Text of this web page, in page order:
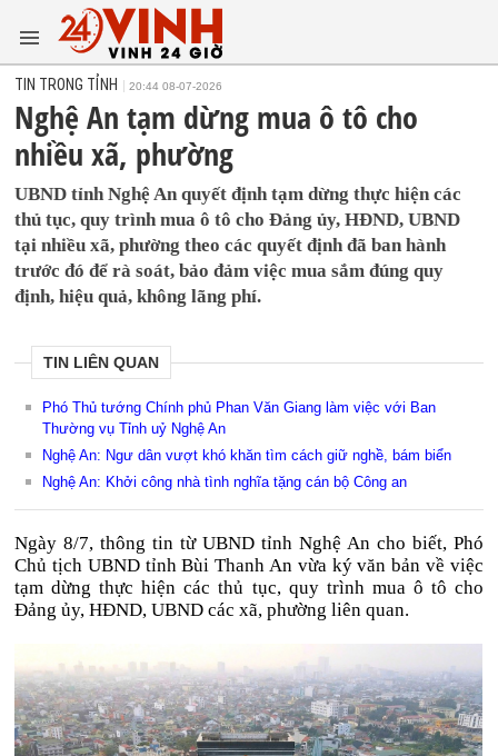
TIN TRONG TỈNH 20:44 08-07-2026
Nghệ An tạm dừng mua ô tô cho
nhiều xã, phường
UBND tỉnh Nghệ An quyết định tạm dừng thực hiện các
thủ tục, quy trình mua ô tô cho Đảng ủy, HĐND, UBND
tại nhiều xã, phường theo các quyết định đã ban hành
trước đó để rà soát, bảo đảm việc mua sắm đúng quy
định, hiệu quả, không lãng phí.
TIN LIÊN QUAN
Phó Thủ tướng Chính phủ Phan Văn Giang làm việc với Ban
Thường vụ Tỉnh uỷ Nghệ An
Nghệ An: Ngư dân vượt khó khăn tìm cách giữ nghề, bám biển
Nghệ An: Khởi công nhà tình nghĩa tặng cán bộ Công an
Ngày 8/7, thông tin từ UBND tỉnh Nghệ An cho biết, Phó
Chủ tịch UBND tỉnh Bùi Thanh An vừa ký văn bản về việc
tạm dừng thực hiện các thủ tục, quy trình mua ô tô cho
Đảng ủy, HĐND, UBND các xã, phường liên quan.